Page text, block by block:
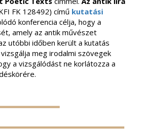
FK 128492) című kutatási
konferencia célja, hogy a
amely az antik művészet
utóbbi időben került a kutatás
meg irodalmi szövegek
a vizsgálódást ne korlátozza a